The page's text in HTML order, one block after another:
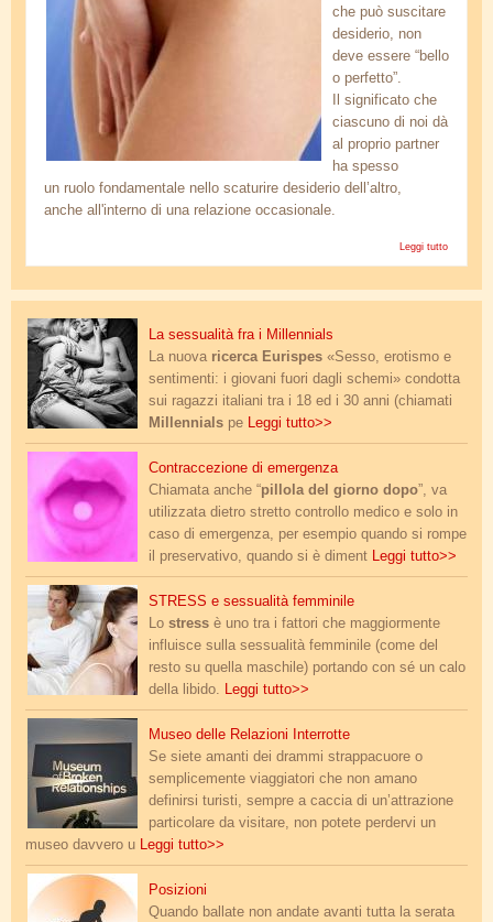
che può suscitare
desiderio, non
deve essere “bello
o perfetto”.
Il significato che
ciascuno di noi dà
al proprio partner
ha spesso
un ruolo fondamentale nello scaturire desiderio dell’altro,
anche all'interno di una relazione occasionale.
Leggi tutto
sesso-giovani.jpgLa sessualità fra i Millennials
La nuova ricerca Eurispes «Sesso, erotismo e
sentimenti: i giovani fuori dagli schemi» condotta
sui ragazzi italiani tra i 18 ed i 30 anni (chiamati
Millennials pe Leggi tutto>>
pillola_giorno_dopo.jpgContraccezione di emergenza
Chiamata anche “pillola del giorno dopo”, va
utilizzata dietro stretto controllo medico e solo in
caso di emergenza, per esempio quando si rompe
il preservativo, quando si è diment Leggi tutto>>
donna-stress.jpgSTRESS e sessualità femminile
Lo stress è uno tra i fattori che maggiormente
influisce sulla sessualità femminile (come del
resto su quella maschile) portando con sé un calo
della libido. Leggi tutto>>
new_20230903_122602.jpgMuseo delle Relazioni Interrotte
Se siete amanti dei drammi strappacuore o
semplicemente viaggiatori che non amano
definirsi turisti, sempre a caccia di un’attrazione
particolare da visitare, non potete perdervi un
museo davvero u Leggi tutto>>
missionario.jpg
Posizioni
Quando ballate non andate avanti tutta la serata